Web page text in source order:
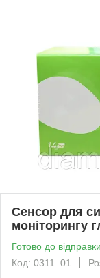
Сенсор для
моніторингу
Готово до відправки
Код: 0311_01